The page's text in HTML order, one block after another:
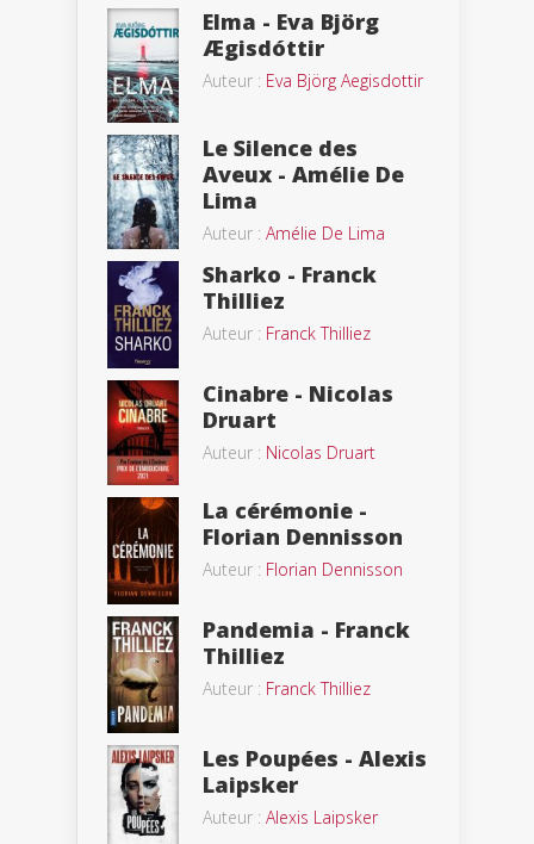
Elma - Eva Björg
Ægisdóttir
Auteur : Eva Björg Aegisdottir
Le Silence des
Aveux - Amélie De
Lima
Auteur : Amélie De Lima
Sharko - Franck
Thilliez
Auteur : Franck Thilliez
Cinabre - Nicolas
Druart
Auteur : Nicolas Druart
La cérémonie -
Florian Dennisson
Auteur : Florian Dennisson
Pandemia - Franck
Thilliez
Auteur : Franck Thilliez
Les Poupées - Alexis
Laipsker
Auteur : Alexis Laipsker